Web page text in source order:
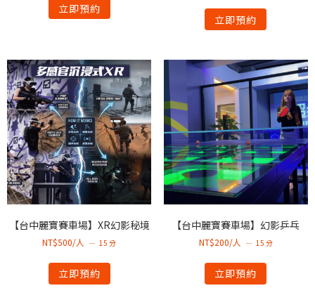
立即預約
立即預約
【台中麗寶賽車場】XR幻影秘境
NT$500/人 15 分
立即預約
【台中麗寶賽車場】幻影乒乓
NT$200/人 15 分
立即預約